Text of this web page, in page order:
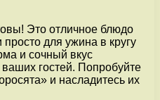
Это отличное блюдо
для ужина в кругу
и сочный вкус
гостей. Попробуйте
и насладитесь их